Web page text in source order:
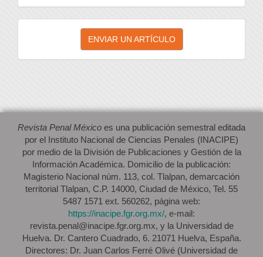
Enviar
artículo
ENVIAR UN ARTÍCULO
Revista Penal México es una publicación semestral editada
por el Instituto Nacional de Ciencias Penales (INACIPE)
por medio de la División de Publicaciones y Gestión de la
Información Académica. Domicilio de la publicación:
Magisterio Nacional núm. 113, col. Tlalpan, demarcación
territorial Tlalpan, C.P. 14000, Ciudad de México, Tel. 55
5487 1571 ext. 560262, página web:
https://inacipe.fgr.org.mx/, e-mail:
revista.penal@inacipe.fgr.org.mx, y la Universidad de
Huelva. Dr. Cantero Cuadrado, 6. 21071 Huelva, España.
Directores: Dr. Juan Carlos Ferré Olivé (Universidad de